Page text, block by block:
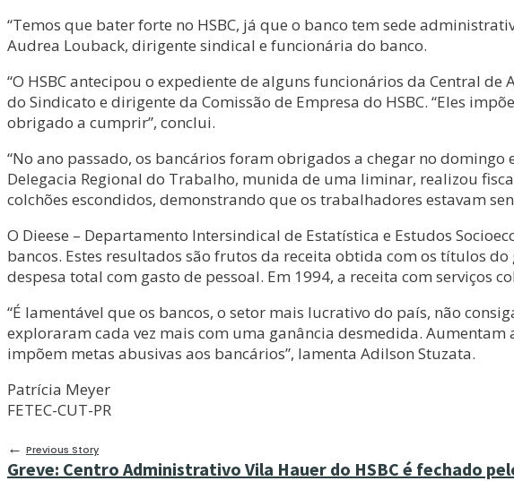
“Temos que bater forte no HSBC, já que o banco tem sede
Audrea Louback, dirigente sindical e funcionária do banco.
“O HSBC antecipou o expediente de alguns funcionários da Central
do Sindicato e dirigente da Comissão de Empresa do HSBC. “Eles
obrigado a cumprir”, conclui.
“No ano passado, os bancários foram obrigados a chegar no
Delegacia Regional do Trabalho, munida de uma liminar, realizou
colchões escondidos, demonstrando que os trabalhadores estavam
O Dieese – Departamento Intersindical de Estatística e Estudos
bancos. Estes resultados são frutos da receita obtida com os títulos
despesa total com gasto de pessoal. Em 1994, a receita com serviços
“É lamentável que os bancos, o setor mais lucrativo do país, não
exploraram cada vez mais com uma ganância desmedida.
impõem metas abusivas aos bancários”, lamenta Adilson Stuzata.
Patrícia Meyer
FETEC-CUT-PR
← Previous Story
Greve: Centro Administrativo Vila Hauer do HSBC é fechado